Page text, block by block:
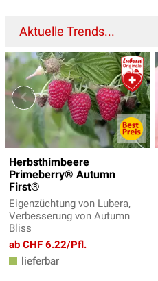
Aktuelle Trends...
Herbsthimbeere
Primeberry® Autumn
First®
Eigenzüchtung von Lubera,
Verbesserung von Autumn
Bliss
ab CHF 6.22/Pfl.
lieferbar